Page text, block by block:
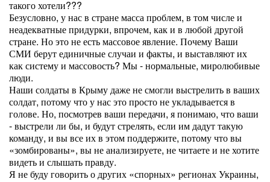
такого хотели???
Безусловно, у нас в стране масса проблем, в том числе и
неадекватные придурки, впрочем, как и в любой другой
стране. Но это не есть массовое явление. Почему Ваши
СМИ берут единичные случаи и факты, и выставляют их
как систему и массовость? Мы - нормальные, миролюбивые
люди.
Наши солдаты в Крыму даже не смогли выстрелить в ваших
солдат, потому что у нас это просто не укладывается в
голове. Но, посмотрев ваши передачи, я понимаю, что ваши
- выстрели ли бы, и будут стрелять, если им дадут такую
команду, и вы все их в этом поддержите, потому что вы
«зомбированы», вы не анализируете, не читаете и не хотите
видеть и слышать правду.
Я не буду говорить о других «спорных» регионах Украины,